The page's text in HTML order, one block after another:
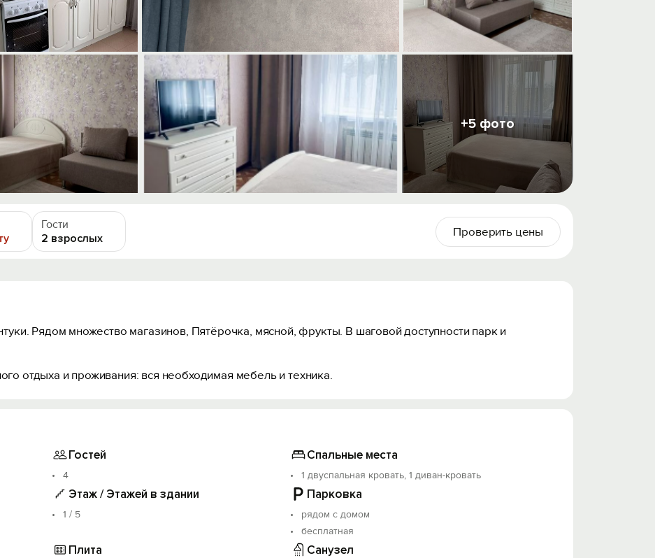
+5 фото
Гости
2 взрослых
Проверить цены
Рядом множество магазинов, Пятёрочка, мясной, фрукты. В шаговой доступности парк и
отдыха и проживания: вся необходимая мебель и техника.
Гостей
4
Спальные места
1 двуспальная кровать, 1 диван-кровать
Этаж / Этажей в здании
1 / 5
Парковка
рядом с домом
бесплатная
Плита Санузел